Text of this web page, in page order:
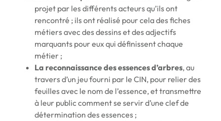
projet par les différents acteurs qu’ils ont
rencontré ; ils ont réalisé pour cela des fiches
métiers avec des dessins et des adjectifs
marquants pour eux qui définissent chaque
métier ;
La reconnaissance des essences d’arbres, au
travers d’un jeu fourni par le CIN, pour relier des
feuilles avec le nom de l’essence, et transmettre
à leur public comment se servir d’une clef de
détermination des essences ;